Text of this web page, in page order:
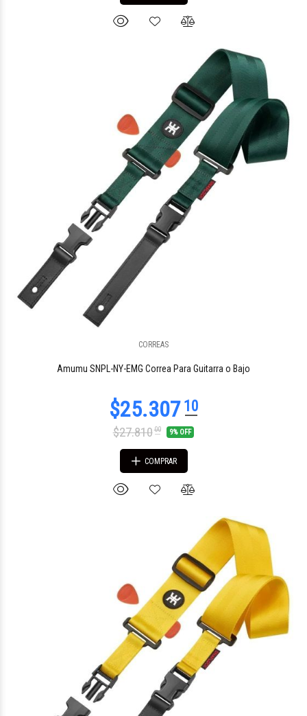
CORREAS
Amumu SNPL-NY-EMG Correa Para Guitarra o Bajo
$27.81000 9% OFF
COMPRAR